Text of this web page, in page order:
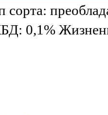
сорта:
0,1%